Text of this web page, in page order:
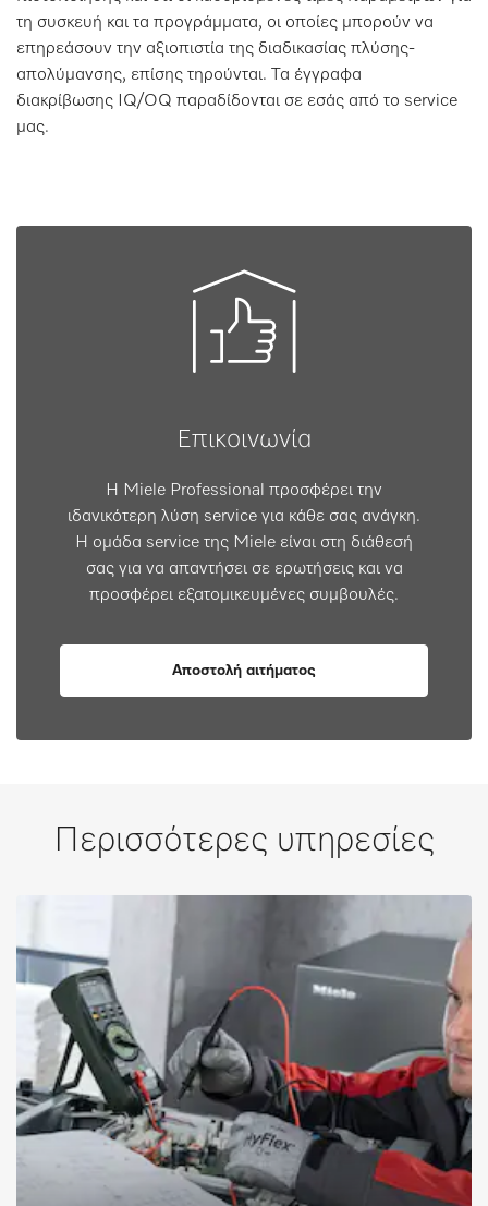
τη συσκευή και τα προγράμματα, οι οποίες μπορούν να
επηρεάσουν την αξιοπιστία της διαδικασίας πλύσης-
απολύμανσης, επίσης τηρούνται. Τα έγγραφα
διακρίβωσης IQ/OQ παραδίδονται σε εσάς από το service
μας.
Επικοινωνία
Η Miele Professional προσφέρει την
ιδανικότερη λύση service για κάθε σας ανάγκη.
Η ομάδα service της Miele είναι στη διάθεσή
σας για να απαντήσει σε ερωτήσεις και να
προσφέρει εξατομικευμένες συμβουλές.
Αποστολή αιτήματος
Περισσότερες υπηρεσίες